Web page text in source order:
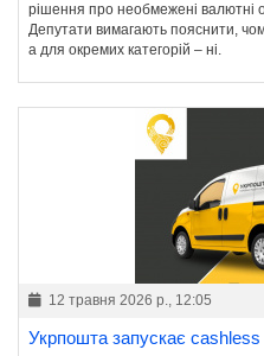
рішення про необмежені валютні
Депутати вимагають пояснити,
а для окремих категорій – ні.
12 травня 2026 р., 12:05
Укрпошта запускає